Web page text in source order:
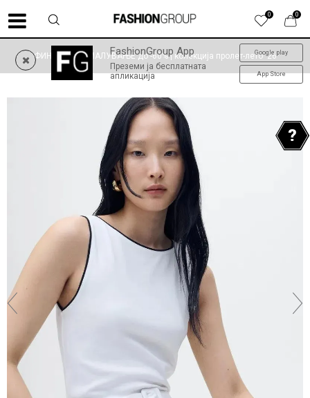
0
0
FashionGroup App
Преземи ја бесплатната
апликација
Google play
App Store
ФИНАЛНО НАМАЛУВАЊЕ до -60% | колекција пролет-лето '26